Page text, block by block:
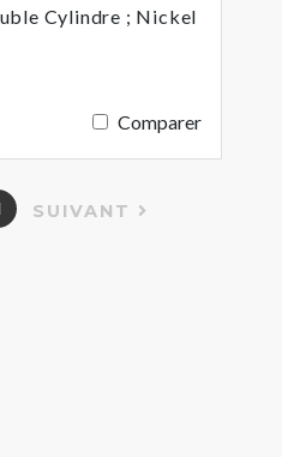
Cylindre ; Nickel
Comparer
SUIVANT